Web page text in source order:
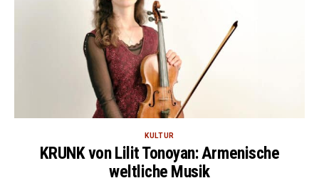
KULTUR
KRUNK von Lilit Tonoyan: Armenische
weltliche Musik